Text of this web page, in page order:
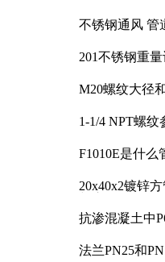
不锈钢通风 管
201不锈钢重
M20螺纹大径
1-1/4 NPT螺
F1010E是什么
20x40x2镀锌
抗渗混凝土中
法兰PN25和